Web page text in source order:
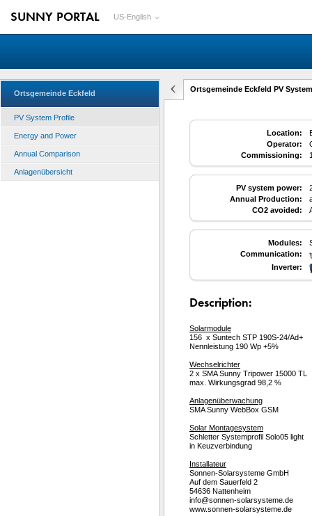
SUNNY PORTAL US-English
Ortsgemeinde Eckfeld
PV System Profile
Energy and Power
Annual Comparison
Anlagenübersicht
Ortsgemeinde Eckfeld PV
Location:
Operator:
Commissioning:
PV system power:
Annual Production:
CO2 avoided:
Modules:
Communication:
Inverter:
Description:
Solarmodule
156 x Suntech STP 190S-24/Ad+
Nennleistung 190 Wp +5%
Wechselrichter
2 x SMA Sunny Tripower 15000 TL
max. Wirkungsgrad 98,2 %
Anlagenüberwachung
SMA Sunny WebBox GSM
Solar Montagesystem
Schletter Systemprofil Solo05 light
in Keuzverbindung
Installateur
Sonnen-Solarsysteme GmbH
Auf dem Sauerfeld 2
54636 Nattenheim
info@sonnen-solarsysteme.de
www.sonnen-solarsysteme.de